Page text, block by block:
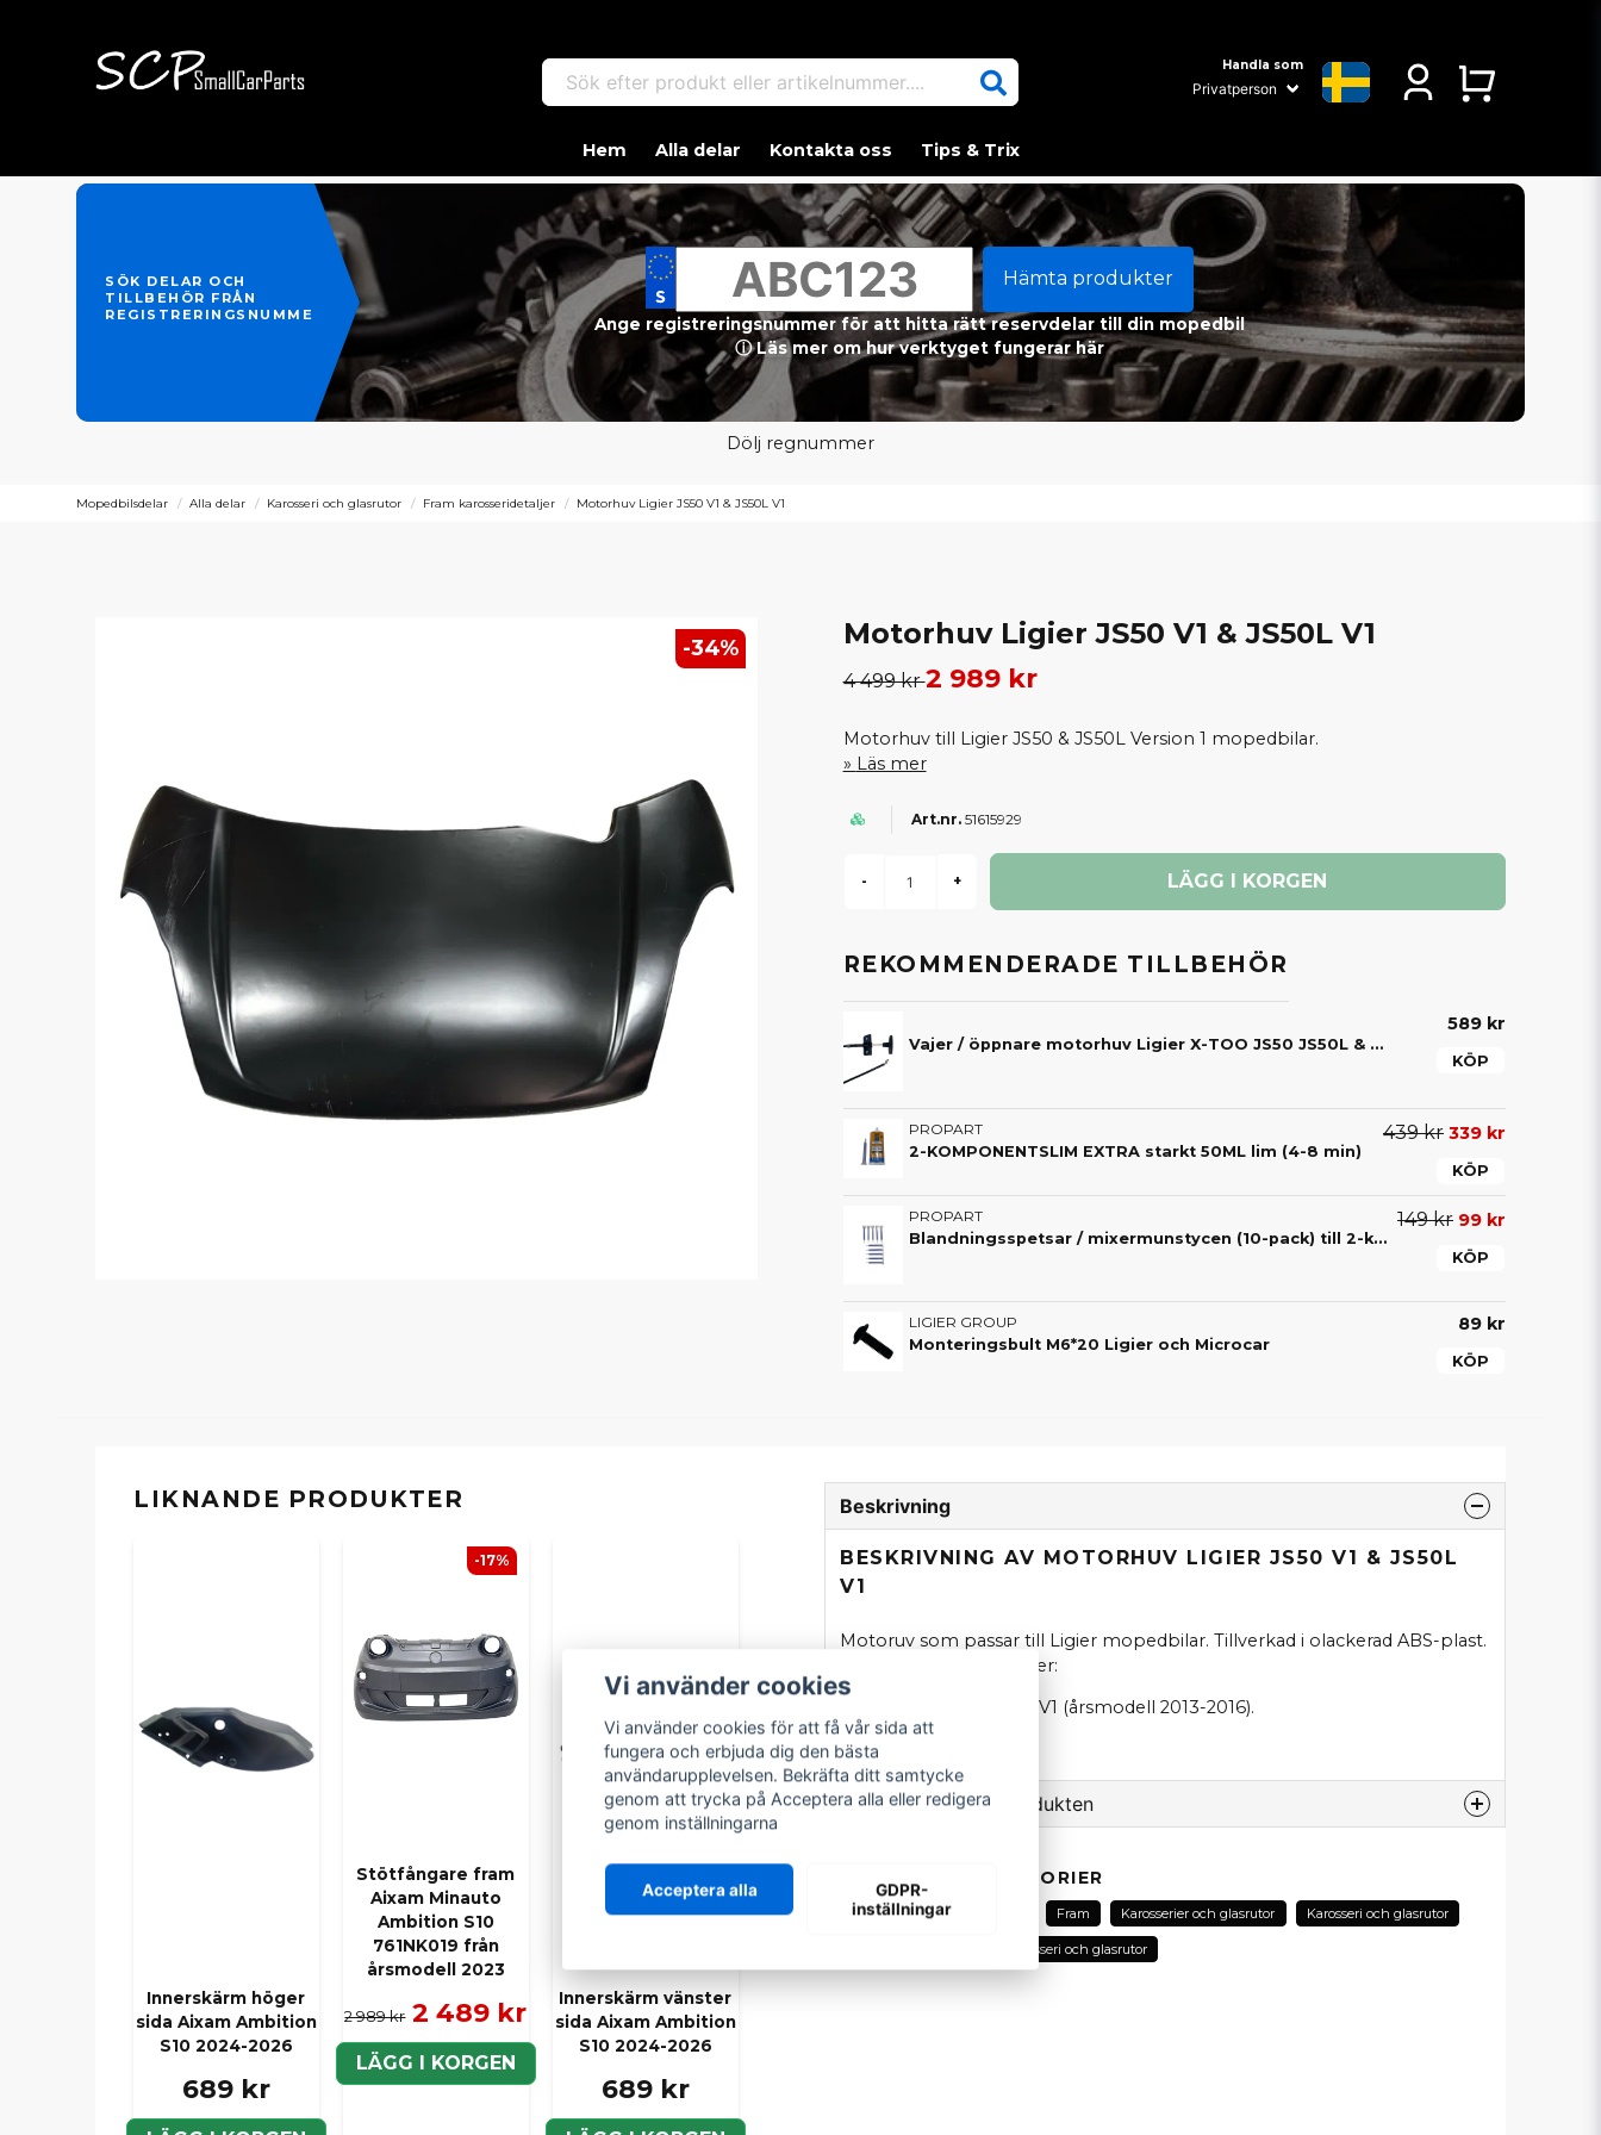
Sök efter produkt eller artikelnummer.... Handla som
Hem Alla delar Kontakta oss Tips & Trix
SÖK DELAR OCH
TILLBEHÖR FRÅN
REGISTRERINGSNUMMER
Hämta produkter
Ange registreringsnummer för att hitta rätt reservdelar till din mopedbil
ⓘ Läs mer om hur verktyget fungerar här
Dölj regnummer
Mopedbilsdelar Alla delar Karosseri och glasrutor Fram karosseridetaljer Motorhuv Ligier JS50 V1 & JS50L V1
-34% Motorhuv Ligier JS50 V1 & JS50L V1
4 499 kr2 989 kr
Motorhuv till Ligier JS50 & JS50L Version 1 mopedbilar.
Läs mer
51615929
- + LÄGG I KORGEN
REKOMMENDERADE TILLBEHÖR
Vajer / öppnare motorhuv Ligier X-TOO JS50 JS50L & JS60
589 kr
KÖP
PROPART
2-KOMPONENTSLIM EXTRA starkt 50ML lim (4-8 min)
439 kr 339 kr
KÖP
PROPART
Blandningsspetsar / mixermunstycen (10-pack) till 2-komponentslim – För exakt blandning av lim
149 kr 99 kr
KÖP
LIGIER GROUP
Monteringsbult M6*20 Ligier och Microcar
89 kr
KÖP
LIKNANDE PRODUKTER
Innerskärm höger
sida Aixam Ambition
S10 2024-2026
689 kr
Stötfångare fram
Aixam Minauto
Ambition S10
761NK019 från
årsmodell 2023
2 989 kr 2 489 kr
LÄGG I KORGEN
-17%
Innerskärm vänster
sida Aixam Ambition
S10 2024-2026
689 kr
Beskrivning
BESKRIVNING AV MOTORHUV LIGIER JS50 V1 & JS50L
V1
Motoruv som passar till Ligier mopedbilar. Tillverkad i olackerad ABS-plast.
Passar följande modeller:
JS50 V1 & JS50L V1 (årsmodell 2013-2016).
OEM: 1402151
Ställ en fråga om produkten
Fråga oss om denna produkt...
RELATERADE KATEGORIER
Alla delar Ligier Fram Karosserier och glasrutor Karosseri och glasrutor
Karosseri och glasrutor
Vi använder cookies
Vi använder cookies för att få vår sida att
fungera och erbjuda dig den bästa
användarupplevelsen. Bekräfta ditt samtycke
genom att trycka på Acceptera alla eller redigera
genom inställningarna
Acceptera alla
GDPR-
inställningar